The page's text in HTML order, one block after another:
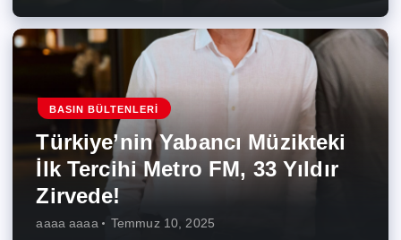
BASIN BÜLTENLERI
Türkiye’nin Yabancı Müzikteki
İlk Tercihi Metro FM, 33 Yıldır
Zirvede!
aaaa aaaa Temmuz 10, 2025